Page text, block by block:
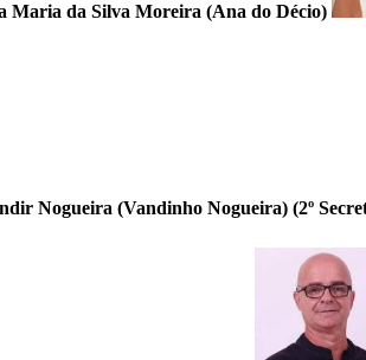
Maria da Silva Moreira (Ana do Décio)
Nogueira (Vandinho Nogueira) (2º